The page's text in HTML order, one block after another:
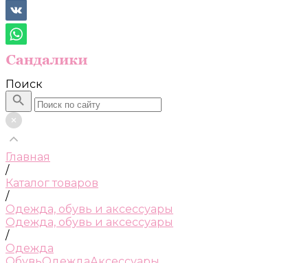
Поиск
Главная
/
Каталог товаров
/
Одежда, обувь и аксессуары
Одежда, обувь и аксессуары
/
Одежда